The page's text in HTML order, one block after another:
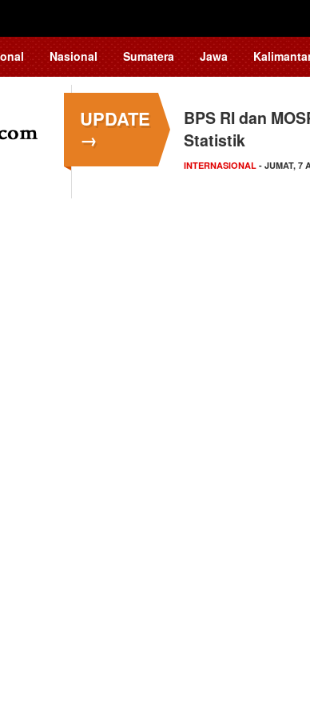
Nasional Sumatera Jawa
UPDATE
→
BPS RI dan
Statistik
INTERNASIONAL - JUMAT, 7